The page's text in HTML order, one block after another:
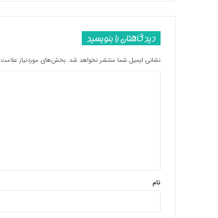
دیدگاهتان را بنویسید
نشانی ایمیل شما منتشر نخواهد شد. بخش‌های موردنیاز
نام